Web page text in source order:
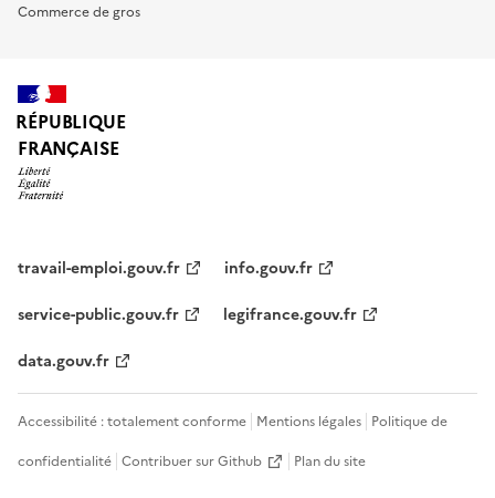
Commerce de gros
RÉPUBLIQUE
FRANÇAISE
travail-emploi.gouv.fr
info.gouv.fr
service-public.gouv.fr
legifrance.gouv.fr
data.gouv.fr
Accessibilité : totalement conforme Mentions légales Politique de
confidentialité Contribuer sur Github Plan du site